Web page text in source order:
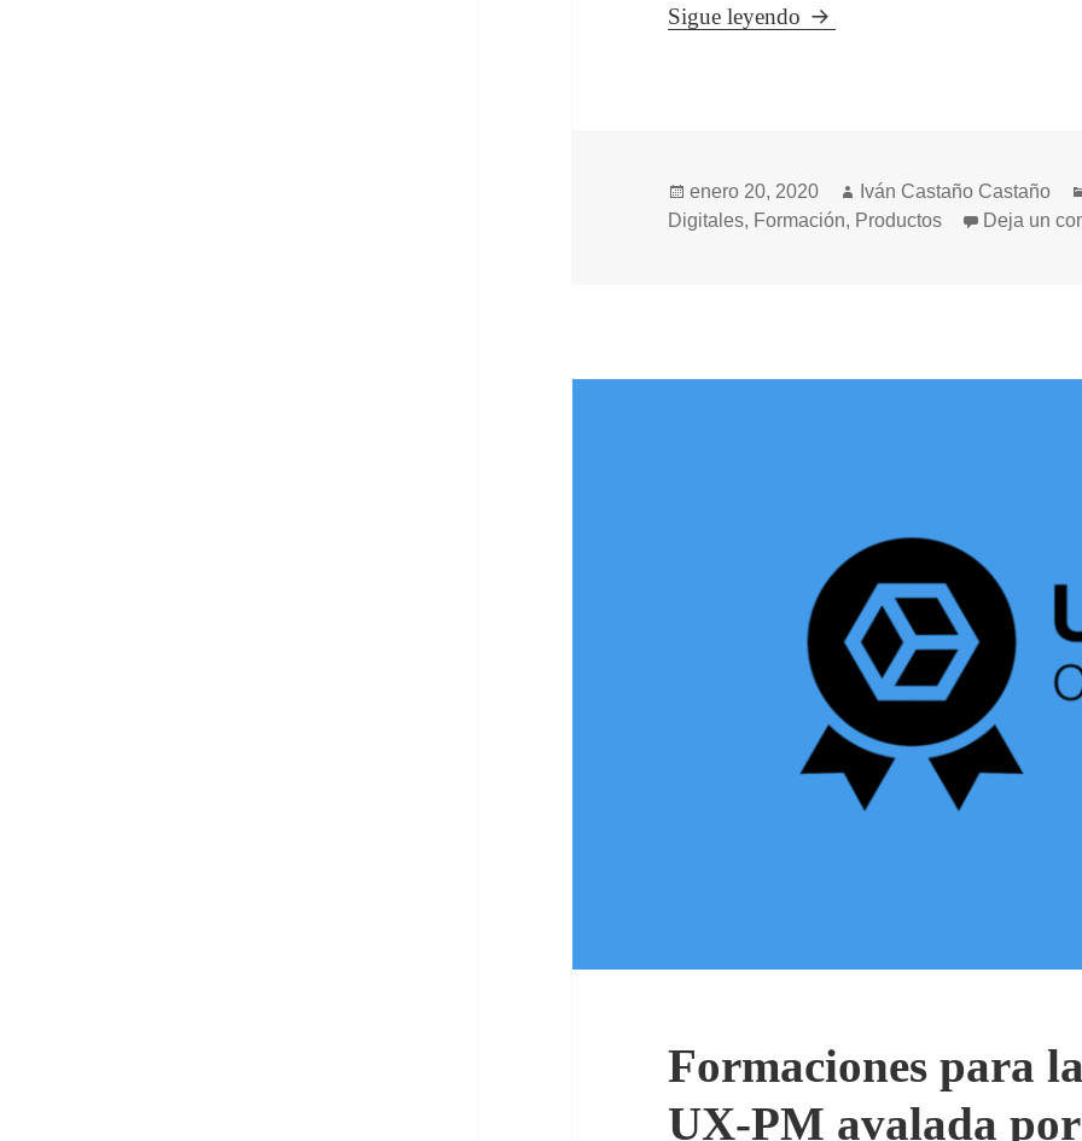
Sigue leyendo Formaciones prácticas en
Publicado
el
enero 20, 2020 Autor
Iván Castaño Castaño
Digitales, Formación, Productos Deja un
Formaciones para
UX-PM avalada